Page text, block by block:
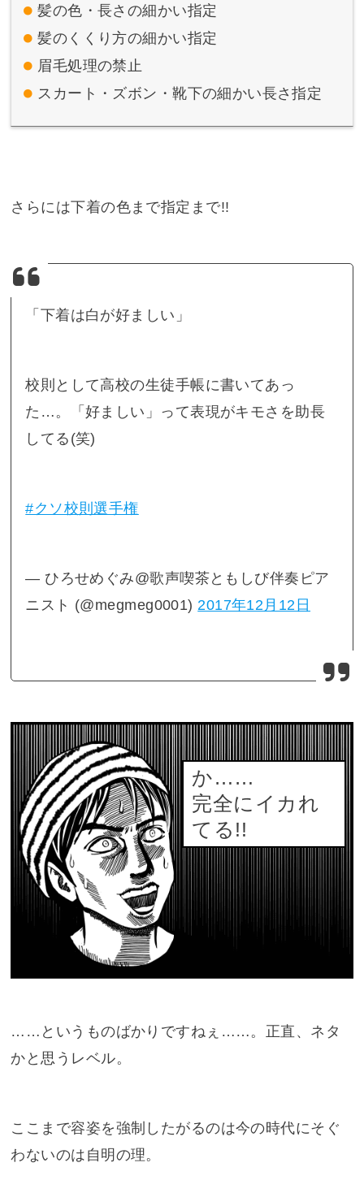
髪の色・長さの細かい指定
髪のくくり方の細かい指定
眉毛処理の禁止
スカート・ズボン・靴下の細かい長さ指定
さらには下着の色まで指定まで!!
「下着は白が好ましい」
校則として高校の生徒手帳に書いてあっ
た…。「好ましい」って表現がキモさを助長
してる(笑)
#クソ校則選手権
— ひろせめぐみ@歌声喫茶ともしび伴奏ピア
ニスト (@megmeg0001) 2017年12月12日
か……
完全にイカれ
てる!!
……というものばかりですねぇ……。正直、ネタ
かと思うレベル。
ここまで容姿を強制したがるのは今の時代にそぐ
わないのは自明の理。